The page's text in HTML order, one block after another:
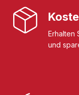
Erhalten
und